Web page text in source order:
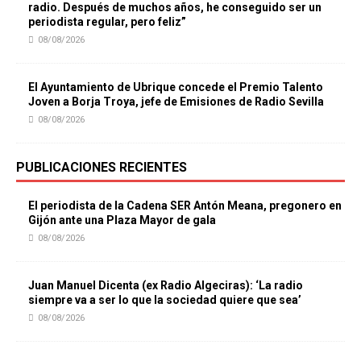
radio. Después de muchos años, he conseguido ser un
periodista regular, pero feliz”
08/08/2026
El Ayuntamiento de Ubrique concede el Premio Talento
Joven a Borja Troya, jefe de Emisiones de Radio Sevilla
08/08/2026
PUBLICACIONES RECIENTES
El periodista de la Cadena SER Antón Meana, pregonero en
Gijón ante una Plaza Mayor de gala
08/08/2026
Juan Manuel Dicenta (ex Radio Algeciras): ‘La radio
siempre va a ser lo que la sociedad quiere que sea’
08/08/2026